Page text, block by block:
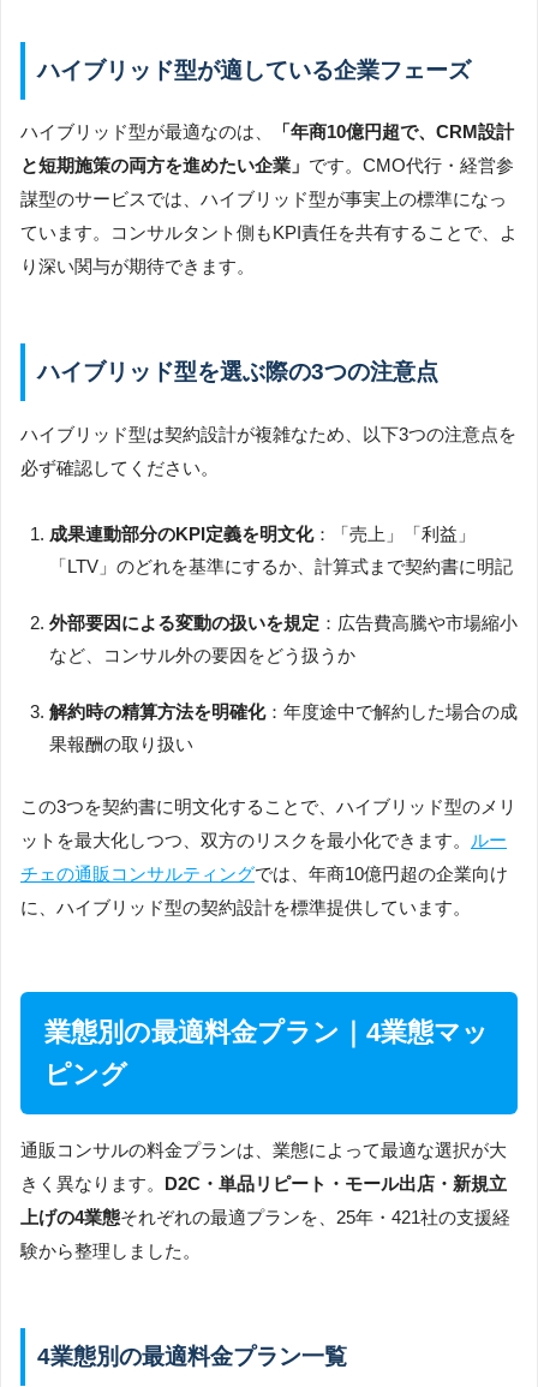
ハイブリッド型が適している企業フェーズ
ハイブリッド型が最適なのは、
「年商10億円超で、CRM設計
と短期施策の両方を進めたい企業」 です。CMO代行・経営参
謀型のサービスでは、ハイブリッド型が事実上の標準になっ
ています。コンサルタント側もKPI責任を共有することで、よ
り深い関与が期待できます。
ハイブリッド型を選ぶ際の3つの注意点
ハイブリッド型は契約設計が複雑なため、以下3つの注意点を
必ず確認してください。
成果連動部分のKPI定義を明文化：「売上」「利益」
「LTV」のどれを基準にするか、計算式まで契約書に明記
外部要因による変動の扱いを規定 ：広告費高騰や市場縮小
など、コンサル外の要因をどう扱うか
解約時の精算方法を明確化：年度途中で解約した場合の成
果報酬の取り扱い
この3つを契約書に明文化することで、ハイブリッド型のメリ
ットを最大化しつつ、双方のリスクを最小化できます。
ルー
チェの通販コンサルティングでは、年商10億円超の企業向け
に、ハイブリッド型の契約設計を標準提供しています。
業態別の最適料金プラン｜4業態マッ
ピング
通販コンサルの料金プランは、業態によって最適な選択が大
きく異なります。 D2C・単品リピート・モール出店・新規立
上げの4業態それぞれの最適プランを、25年・421社の支援経
験から整理しました。
4業態別の最適料金プラン一覧